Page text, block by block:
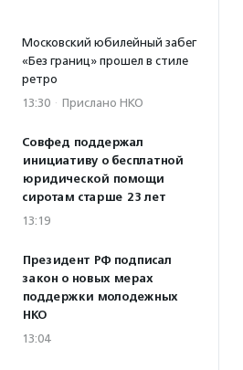
Московский юбилейный забег
«Без границ» прошел в стиле
ретро
13:30 · Прислано НКО
Совфед поддержал
инициативу о бесплатной
юридической помощи
сиротам старше 23 лет
13:19
Президент РФ подписал
закон о новых мерах
поддержки молодежных
НКО
13:04